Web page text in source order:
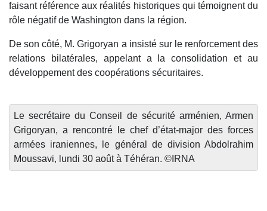
faisant référence aux réalités historiques qui témoignent du
rôle négatif de Washington dans la région.
De son côté, M. Grigoryan a insisté sur le renforcement des
relations bilatérales, appelant a la consolidation et au
développement des coopérations sécuritaires.
Le secrétaire du Conseil de sécurité arménien, Armen
Grigoryan, a rencontré le chef d’état-major des forces
armées iraniennes, le général de division Abdolrahim
Moussavi, lundi 30 août à Téhéran. ©IRNA